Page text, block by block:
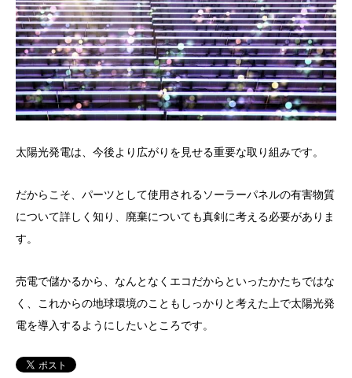
太陽光発電は、今後より広がりを見せる重要な取り組みです。
だからこそ、パーツとして使用されるソーラーパネルの有害物質
について詳しく知り、廃棄についても真剣に考える必要がありま
す。
売電で儲かるから、なんとなくエコだからといったかたちではな
く、これからの地球環境のこともしっかりと考えた上で太陽光発
電を導入するようにしたいところです。